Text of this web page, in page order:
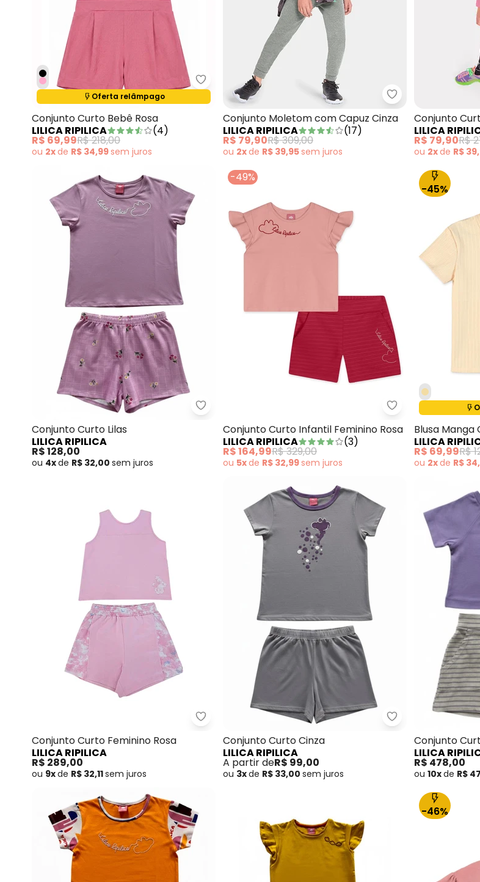
Lilica Ripilica - Conjunto Curto Bebê Rosa
Oferta relâmpago
Termina em:10:30:18
Conjunto Curto Bebê Rosa
LILICA RIPILICA
(4)
R$ 69,99R$ 218,00
ou 2xde R$ 34,99sem juros
Lilica Ripilica -
Conjunto Moletom com Capuz Cinza
LILICA RIPILICA
(17)
R$ 79,90R$ 309,00
ou 2xde R$ 39,95sem juros
Conjunto
Infantil Preto
LILICA
R$ 79,90R$
ou 2xde R$
Lilica Ripilica - Conjunto Curto Lilas
Conjunto Curto Lilas
LILICA RIPILICA
R$ 128,00
ou 4xde R$ 32,00 sem juros
-49%
Lilica Ripilica -
Conjunto Curto Infantil Feminino Rosa
LILICA RIPILICA
(3)
R$ 164,99R$ 329,00
ou 5xde R$ 32,99sem juros
-45%
Blusa Manga
LILICA
R$ 69,99R$
ou 2xde R$
Lilica Ripilica - Conjunto Curto Feminino Rosa
Conjunto Curto Feminino Rosa
LILICA RIPILICA
R$ 289,00
ou 9xde R$ 32,11sem juros
Lilica Ripilica -
Conjunto Curto Cinza
LILICA RIPILICA
A partir deR$ 99,00
ou 3xde R$ 33,00 sem juros
Conjunto
LILICA
R$ 478,00
ou 10xde R$
-46%
Nome
Telefone
Ao